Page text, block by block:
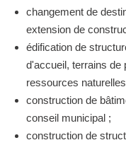
changement de
extension de
édification de
d'accueil, terrains de
ressources
construction de
conseil municipal ;
construction de